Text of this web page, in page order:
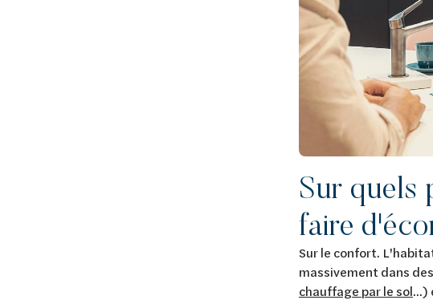
Sur quels
faire
Sur le confort.
massivement dans
chauffage par le sol...)